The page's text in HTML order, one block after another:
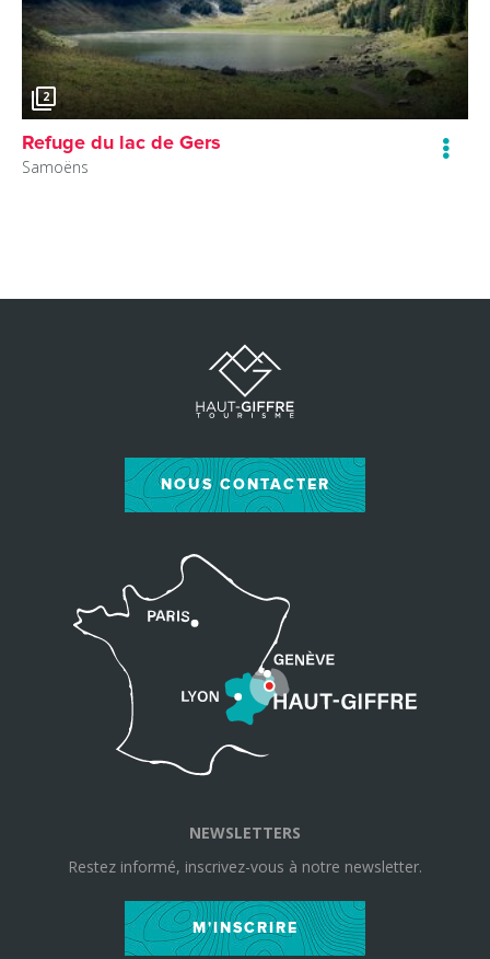
2
Refuge du lac de Gers
Samoëns
NOUS CONTACTER
NEWSLETTERS
Restez informé, inscrivez-vous à notre newsletter.
M'INSCRIRE